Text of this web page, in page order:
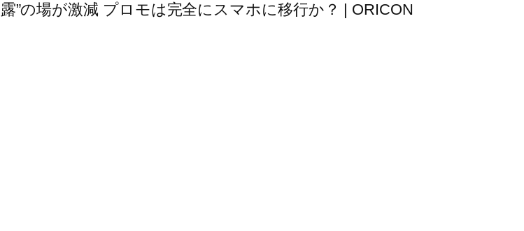
”の場が激減 プロモは完全にスマホに移行か？ | ORICON